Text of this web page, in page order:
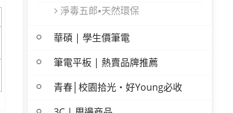
淨毒五郎▪天然環保
華碩 | 學生價筆電
筆電平板 | 熱賣品牌推薦
青春│校園拾光・好Young必收